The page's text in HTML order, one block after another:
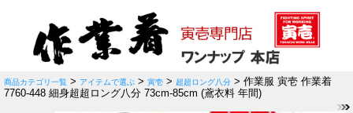
商品カテゴリ一覧 > アイテムで選ぶ > 寅壱 > 超超ロング八分 > 作業服 寅壱 作業着
7760-448 細身超超ロング八分 73cm-85cm (鳶衣料 年間)